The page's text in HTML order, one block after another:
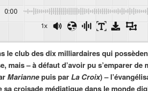
0:00
1x
le club des dix milliardaires qui
mais – à défaut d’avoir pu s’emparer
Mariannepuis parLa Croix) –
sa croisade médiatique dans le monde